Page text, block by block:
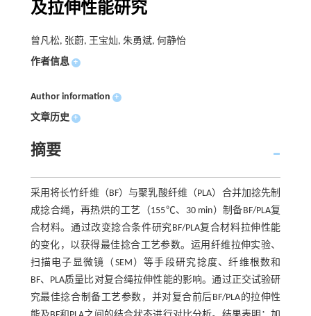
及拉伸性能研究
曾凡松, 张蔚, 王宝灿, 朱勇斌, 何静怡
作者信息 +
Author information +
文章历史 +
摘要
采用将长竹纤维（BF）与聚乳酸纤维（PLA）合并加捻先制
成捻合绳，再热烘的工艺（155℃、30 min）制备BF/PLA复
合材料。通过改变捻合条件研究BF/PLA复合材料拉伸性能
的变化，以获得最佳捻合工艺参数。运用纤维拉伸实验、
扫描电子显微镜（SEM）等手段研究捻度、纤维根数和
BF、PLA质量比对复合绳拉伸性能的影响。通过正交试验研
究最佳捻合制备工艺参数，并对复合前后BF/PLA的拉伸性